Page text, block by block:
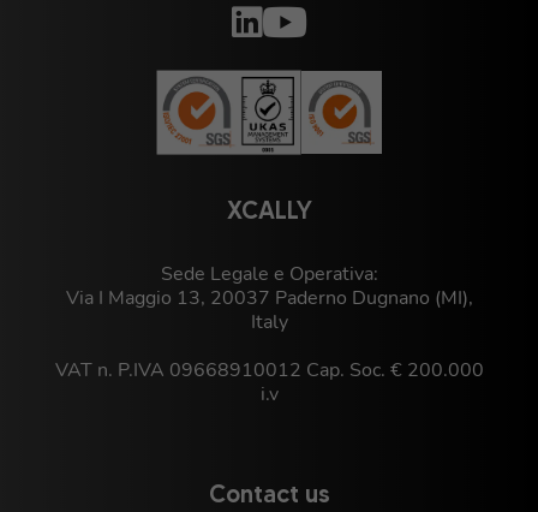
XCALLY
Sede Legale e Operativa:
Via I Maggio 13, 20037 Paderno Dugnano (MI),
Italy
VAT n. P.IVA 09668910012 Cap. Soc. € 200.000
i.v
Contact us